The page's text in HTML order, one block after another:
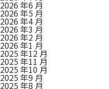
2026 年6 月
2026 年5 月
2026 年4 月
2026 年3 月
2026 年2 月
2026 年1 月
2025 年12 月
2025 年11 月
2025 年10 月
2025 年9 月
2025 年8 月